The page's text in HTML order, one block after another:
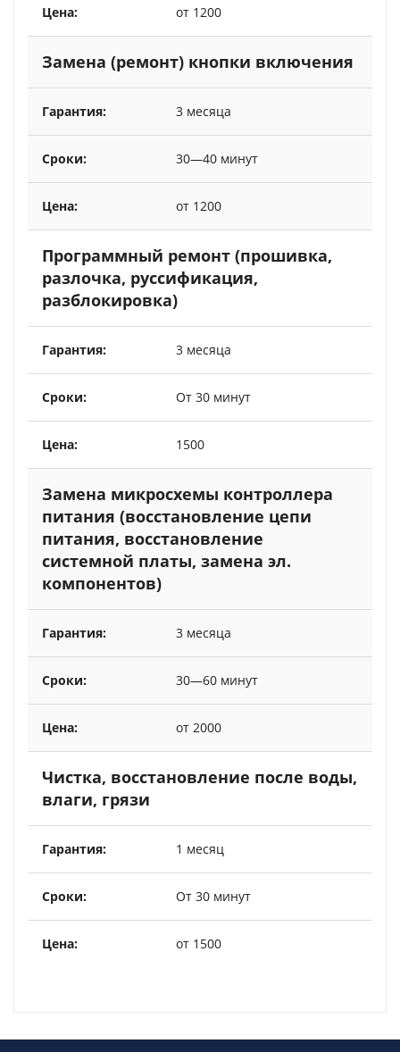
от 1200
Замена (ремонт) кнопки включения
3 месяца
30—40 минут
от 1200
Программный ремонт (прошивка,
разлочка, руссификация,
разблокировка)
3 месяца
От 30 минут
1500
Замена микросхемы контроллера
питания (восстановление цепи
питания, восстановление
системной платы, замена эл.
компонентов)
3 месяца
30—60 минут
от 2000
Чистка, восстановление после воды,
влаги, грязи
1 месяц
От 30 минут
от 1500